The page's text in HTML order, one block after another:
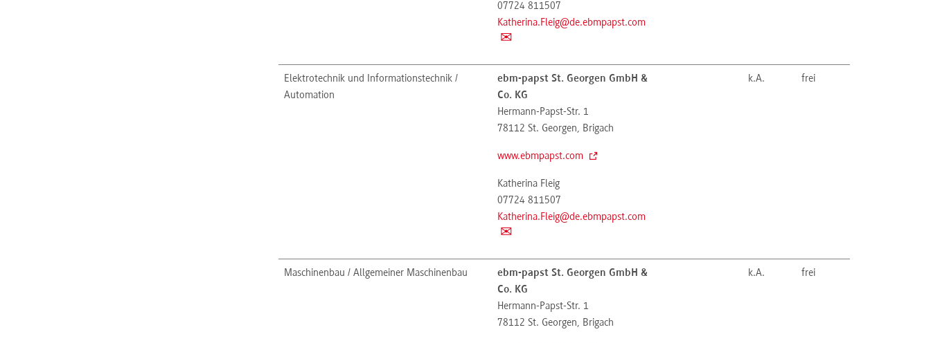
07724 811507
Katherina.Fleig@de.ebmpapst.com
Elektrotechnik und Informationstechnik /
Automation
ebm-papst St. Georgen GmbH &
Co. KG
Hermann-Papst-Str. 1
78112 St. Georgen, Brigach
www.ebmpapst.com
Katherina Fleig
07724 811507
Katherina.Fleig@de.ebmpapst.com
k.A. frei
Maschinenbau / Allgemeiner Maschinenbau
ebm-papst St. Georgen GmbH &
Co. KG
Hermann-Papst-Str. 1
78112 St. Georgen, Brigach
k.A. frei